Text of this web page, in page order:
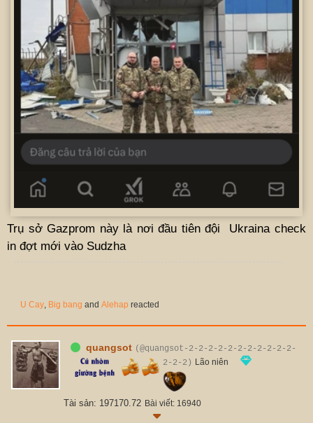
Trụ sở Gazprom này là nơi đầu tiên đội Ukraina check
in đợt mới vào Sudzha
U Cay Big bang and Alehap reacted
quangsot (@quangsot-2-2-2-2-2-2-2-2-2-2-2-
2-2-2) Lão niên
Tài sản: 197170.72 Bài viết: 16940